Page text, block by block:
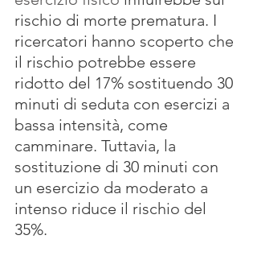
rischio di morte prematura. I
ricercatori hanno scoperto che
il rischio potrebbe essere
ridotto del 17% sostituendo 30
minuti di seduta con esercizi a
bassa intensità, come
camminare. Tuttavia, la
sostituzione di 30 minuti con
un esercizio da moderato a
intenso riduce il rischio del
35%.